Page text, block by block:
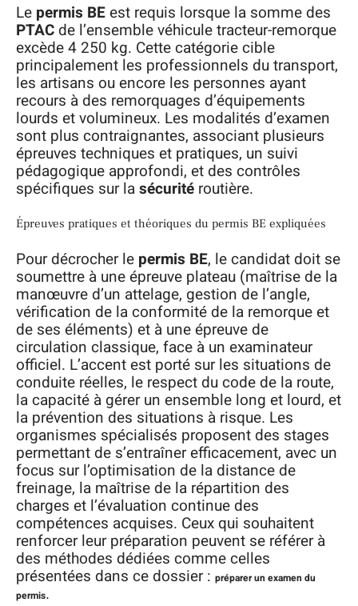
Le permis BEest requis lorsque la somme des
PTAC de l’ensemble véhicule tracteur-remorque
excède 4 250 kg. Cette catégorie cible
principalement les professionnels du transport,
les artisans ou encore les personnes ayant
recours à des remorquages d’équipements
lourds et volumineux. Les modalités d’examen
sont plus contraignantes, associant plusieurs
épreuves techniques et pratiques, un suivi
pédagogique approfondi, et des contrôles
spécifiques sur lasécurité routière.
Épreuves pratiques et théoriques du permis BE expliquées
Pour décrocher le permis BE, le candidat doit se
soumettre à une épreuve plateau (maîtrise de la
manœuvre d’un attelage, gestion de l’angle,
vérification de la conformité de la remorque et
de ses éléments) et à une épreuve de
circulation classique, face à un examinateur
officiel. L’accent est porté sur les situations de
conduite réelles, le respect du code de la route,
la capacité à gérer un ensemble long et lourd, et
la prévention des situations à risque. Les
organismes spécialisés proposent des stages
permettant de s’entraîner efficacement, avec un
focus sur l’optimisation de la distance de
freinage, la maîtrise de la répartition des
charges et l’évaluation continue des
compétences acquises. Ceux qui souhaitent
renforcer leur préparation peuvent se référer à
des méthodes dédiées comme celles
présentées dans ce dossier : préparer un examen du
permis.